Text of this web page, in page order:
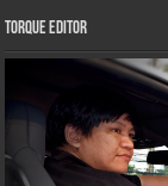
Torque Editor